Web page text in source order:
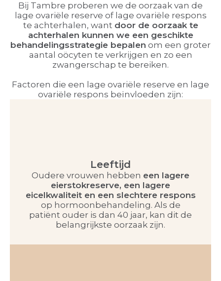
Bij Tambre proberen we de oorzaak van de
lage ovariële reserve of lage ovariële respons
te achterhalen, want door de oorzaak te
achterhalen kunnen we een geschikte
behandelingsstrategie bepalen om een groter
aantal oöcyten te verkrijgen en zo een
zwangerschap te bereiken.
Factoren die een lage ovariële reserve en lage
ovariële respons beïnvloeden zijn:
Leeftijd
Oudere vrouwen hebben een lagere
eierstokreserve, een lagere
eicelkwaliteit en een slechtere respons
op hormoonbehandeling. Als de
patiënt ouder is dan 40 jaar, kan dit de
belangrijkste oorzaak zijn.